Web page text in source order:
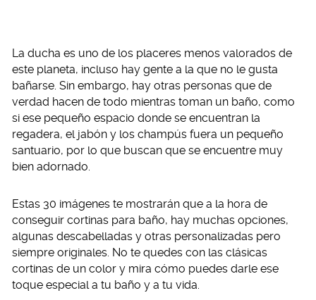
La ducha es uno de los placeres menos valorados de
este planeta, incluso hay gente a la que no le gusta
bañarse. Sin embargo, hay otras personas que de
verdad hacen de todo mientras toman un baño, como
si ese pequeño espacio donde se encuentran la
regadera, el jabón y los champús fuera un pequeño
santuario, por lo que buscan que se encuentre muy
bien adornado.
Estas 30 imágenes te mostrarán que a la hora de
conseguir cortinas para baño, hay muchas opciones,
algunas descabelladas y otras personalizadas pero
siempre originales. No te quedes con las clásicas
cortinas de un color y mira cómo puedes darle ese
toque especial a tu baño y a tu vida.